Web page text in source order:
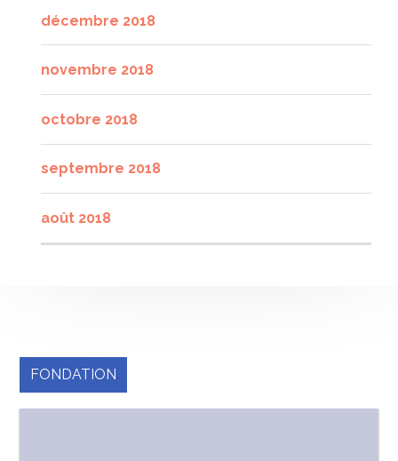
décembre 2018
novembre 2018
octobre 2018
septembre 2018
août 2018
FONDATION